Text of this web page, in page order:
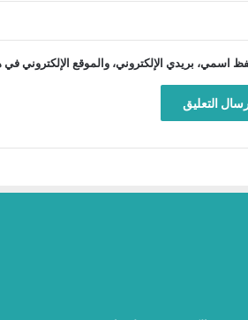
اسمي، بريدي الإلكتروني، والموقع الإلكتروني